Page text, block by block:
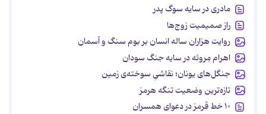
مادری در سایه سوگ پدر
راز صمیمیت زوج‌ها
روایت هزاران ساله انسان بر بوم سنگ و آسمان
اهرام مِروئه در سایه جنگ سودان
جنگل‌های یونان؛ نقاشیِ سوخته‌ی زمین
تازه‌ترین وضعیت تنگه هرمز
۱۰ خط قرمز در دعوای همسران